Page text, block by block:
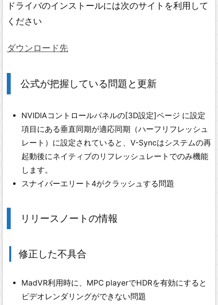
ドライバのインストールには次のサイトを利用して
ください
ダウンロード先
公式が把握している問題と更新
NVIDIAコントロールパネルの[3D設定]ページ に設定
項目にある垂直同期が適応同期（ハーフリフレッシュ
レート）に設定されていると、V-Syncはシステムの再
起動後にネイティブのリフレッシュレートでのみ機能
します。
スナイパーエリート4がクラッシュする問題
リリースノートの情報
修正した不具合
MadVR利用時に、MPC playerでHDRを有効にすると
ビデオレンダリングができない問題